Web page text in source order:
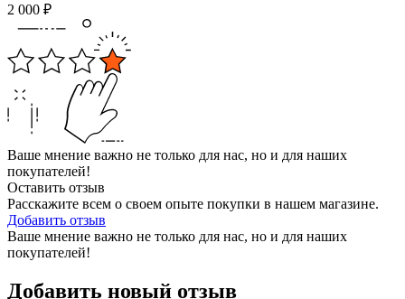
2 000 ₽
Ваше мнение важно не только для нас, но и для наших
покупателей!
Оставить отзыв
Расскажите всем о своем опыте покупки в нашем магазине.
Добавить отзыв
Ваше мнение важно не только для нас, но и для наших
покупателей!
Добавить новый отзыв